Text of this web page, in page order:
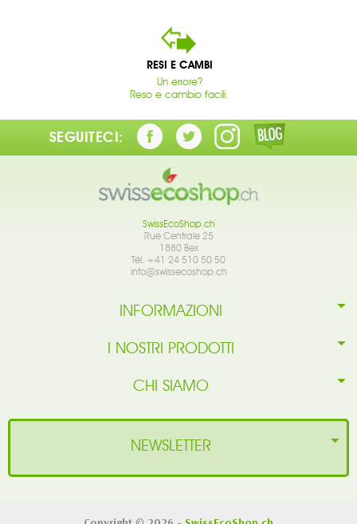
RESI E CAMBI
Un errore?
Reso e cambio facili.
SEGUITECI:
SwissEcoShop.ch
Rue Centrale 25
1880 Bex
Tél. +41 24 510 50 50
info@swissecoshop.ch
INFORMAZIONI
I NOSTRI PRODOTTI
CHI SIAMO
NEWSLETTER